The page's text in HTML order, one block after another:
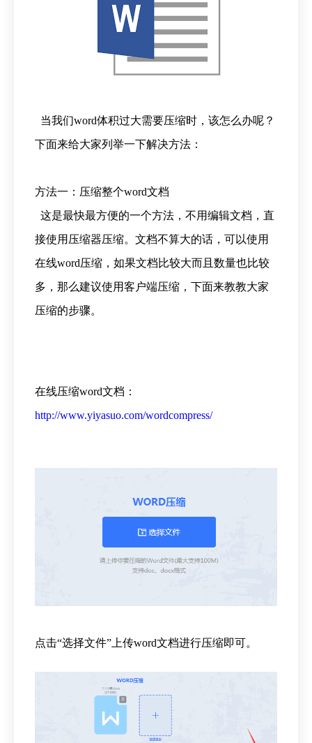
当我们word体积过大需要压缩时，该怎么办呢？
下面来给大家列举一下解决方法：
方法一：压缩整个word文档
这是最快最方便的一个方法，不用编辑文档，直
接使用压缩器压缩。文档不算大的话，可以使用
在线word压缩，如果文档比较大而且数量也比较
多，那么建议使用客户端压缩，下面来教教大家
压缩的步骤。
在线压缩word文档：
http://www.yiyasuo.com/wordcompress/
点击“选择文件”上传word文档进行压缩即可。